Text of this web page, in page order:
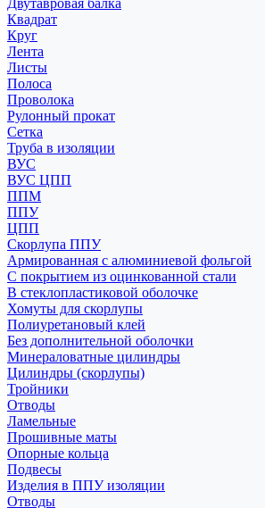
Двутавровая балка
Квадрат
Круг
Лента
Листы
Полоса
Проволока
Рулонный прокат
Сетка
Труба в изоляции
ВУС
ВУС ЦПП
ППМ
ППУ
ЦПП
Скорлупа ППУ
Армированная с алюминиевой фольгой
С покрытием из оцинкованной стали
В стеклопластиковой оболочке
Хомуты для скорлупы
Полиуретановый клей
Без дополнительной оболочки
Минераловатные цилиндры
Цилиндры (скорлупы)
Тройники
Отводы
Ламельные
Прошивные маты
Опорные кольца
Подвесы
Изделия в ППУ изоляции
Отводы